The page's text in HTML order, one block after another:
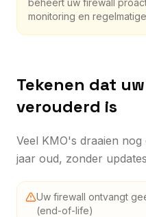
monitoring en
Tekenen dat
verouderd is
Veel KMO's draaien
jaar oud, zonder
Uw firewall ontvangt
(end-of-life)